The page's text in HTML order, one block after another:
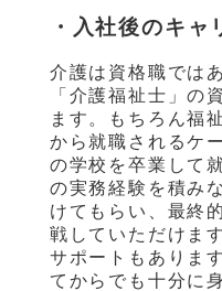
・入社後のキャ
介護は資格職では
「介護福祉士」の
ます。もちろん福
から就職されるケ
の学校を卒業して
の実務経験を積み
けてもらい、最終
戦していただけま
サポートもありま
てからでも十分に